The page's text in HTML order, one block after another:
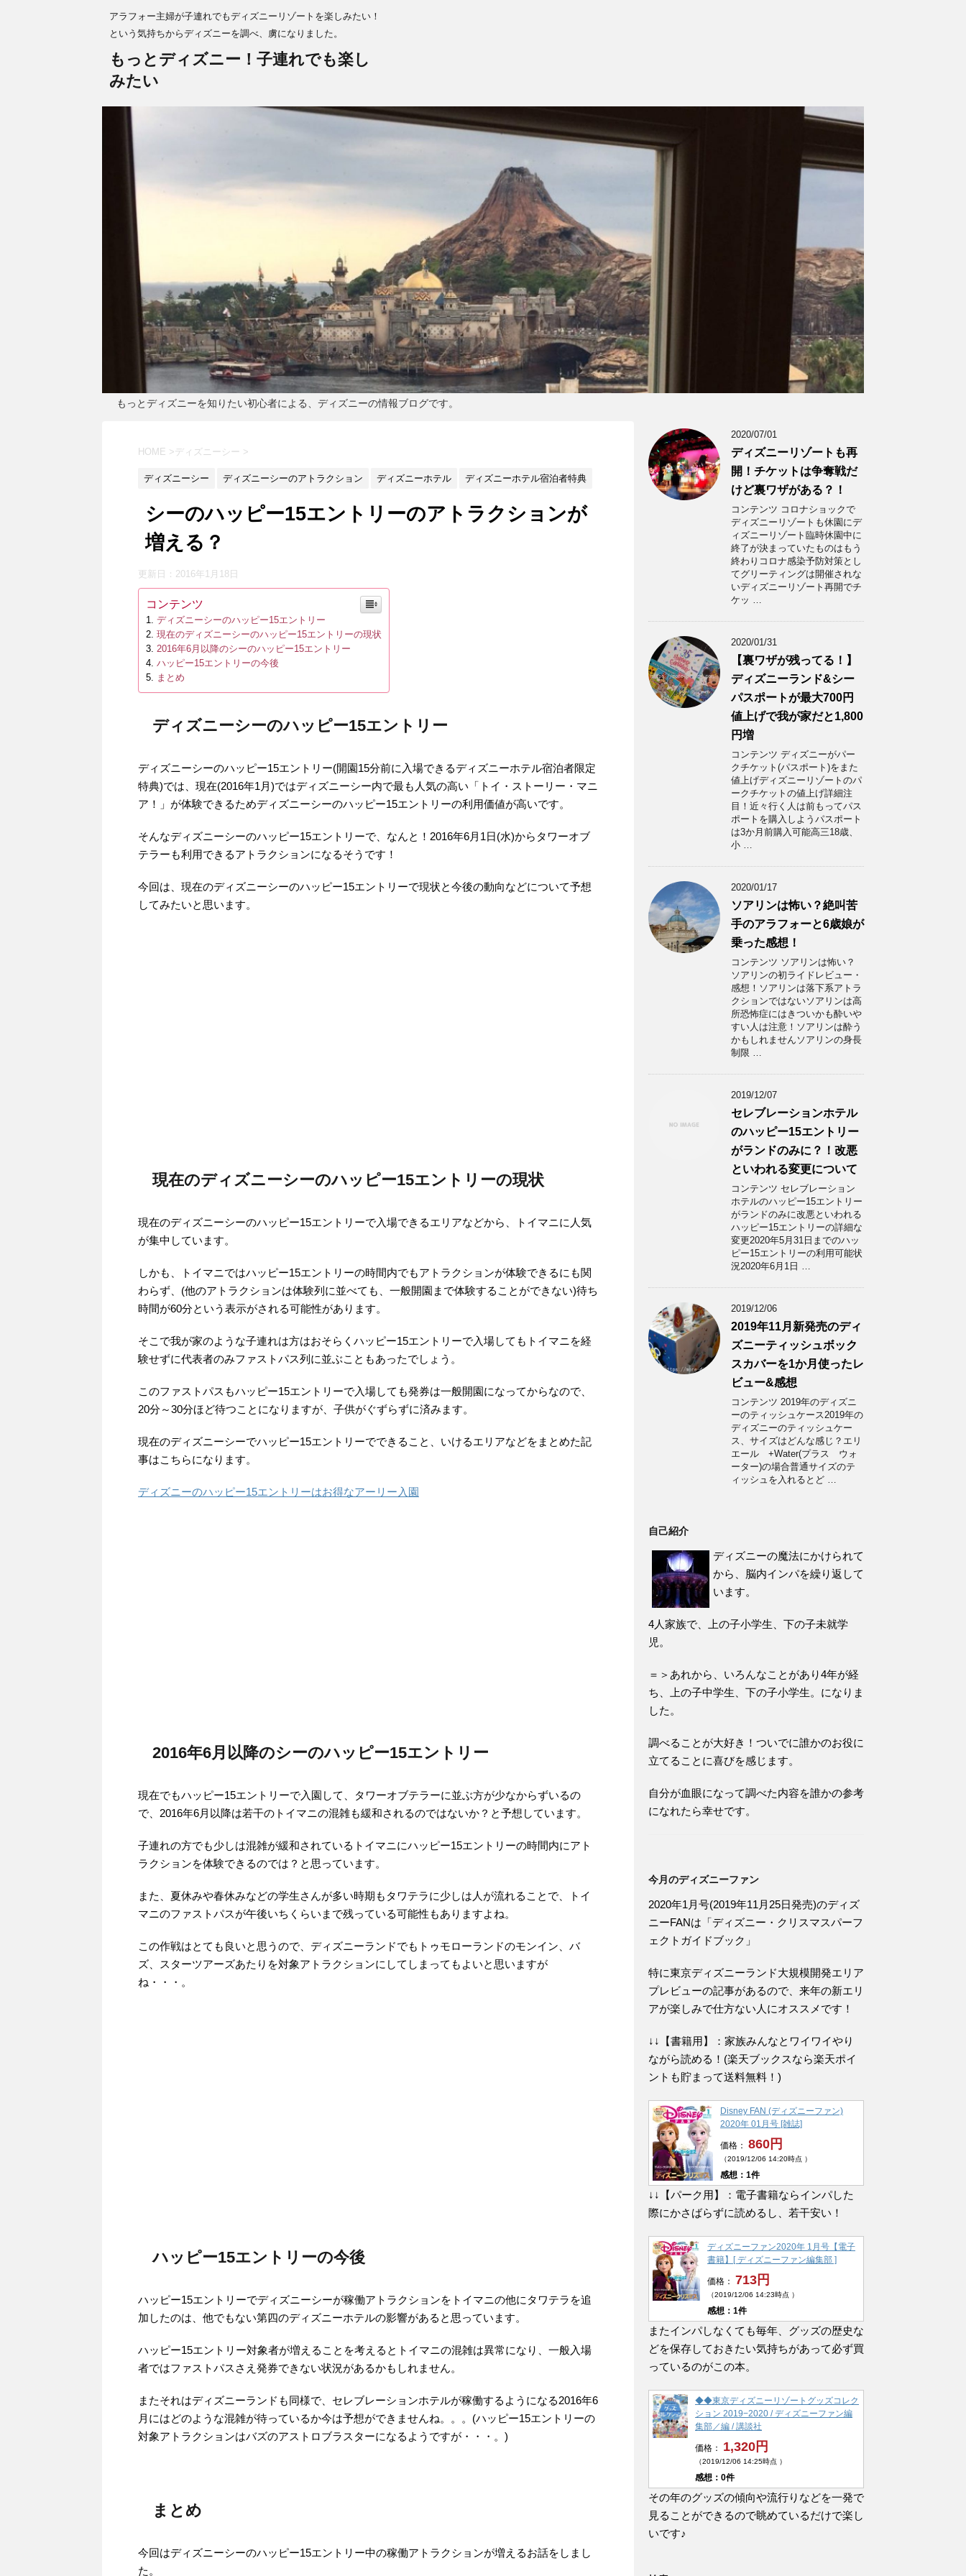
アラフォー主婦が子連れでもディズニーリゾートを楽しみたい！
という気持ちからディズニーを調べ、虜になりました。
もっとディズニー！子連れでも楽し
みたい
もっとディズニーを知りたい初心者による、ディズニーの情報ブログです。
HOME > ディズニーシー >
ディズニーシー ディズニーシーのアトラクション ディズニーホテル ディズニーホテル宿泊者特典
シーのハッピー15エントリーのアトラクションが
増える？
更新日： 2016年1月18日
コンテンツ
ディズニーシーのハッピー15エントリー
現在のディズニーシーのハッピー15エントリーの現状
2016年6月以降のシーのハッピー15エントリー
ハッピー15エントリーの今後
まとめ
ディズニーシーのハッピー15エントリー
ディズニーシーのハッピー15エントリー(開園15分前に入場できるディズニーホテル宿泊者限定
特典)では、現在(2016年1月)ではディズニーシー内で最も人気の高い「トイ・ストーリー・マニ
ア！」が体験できるためディズニーシーのハッピー15エントリーの利用価値が高いです。
そんなディズニーシーのハッピー15エントリーで、なんと！2016年6月1日(水)からタワーオブ
テラーも利用できるアトラクションになるそうです！
今回は、現在のディズニーシーのハッピー15エントリーで現状と今後の動向などについて予想
してみたいと思います。
現在のディズニーシーのハッピー15エントリーの現状
現在のディズニーシーのハッピー15エントリーで入場できるエリアなどから、トイマニに人気
が集中しています。
しかも、トイマニではハッピー15エントリーの時間内でもアトラクションが体験できるにも関
わらず、(他のアトラクションは体験列に並べても、一般開園まで体験することができない)待ち
時間が60分という表示がされる可能性があります。
そこで我が家のような子連れは方はおそらくハッピー15エントリーで入場してもトイマニを経
験せずに代表者のみファストパス列に並ぶこともあったでしょう。
このファストパスもハッピー15エントリーで入場しても発券は一般開園になってからなので、
20分～30分ほど待つことになりますが、子供がぐずらずに済みます。
現在のディズニーシーでハッピー15エントリーでできること、いけるエリアなどをまとめた記
事はこちらになります。
ディズニーのハッピー15エントリーはお得なアーリー入園
2016年6月以降のシーのハッピー15エントリー
現在でもハッピー15エントリーで入園して、タワーオブテラーに並ぶ方が少なからずいるの
で、2016年6月以降は若干のトイマニの混雑も緩和されるのではないか？と予想しています。
子連れの方でも少しは混雑が緩和されているトイマニにハッピー15エントリーの時間内にアト
ラクションを体験できるのでは？と思っています。
また、夏休みや春休みなどの学生さんが多い時期もタワテラに少しは人が流れることで、トイ
マニのファストパスが午後いちくらいまで残っている可能性もありますよね。
この作戦はとても良いと思うので、ディズニーランドでもトゥモローランドのモンイン、バ
ズ、スターツアーズあたりを対象アトラクションにしてしまってもよいと思いますが
ね・・・。
ハッピー15エントリーの今後
ハッピー15エントリーでディズニーシーが稼働アトラクションをトイマニの他にタワテラを追
加したのは、他でもない第四のディズニーホテルの影響があると思っています。
ハッピー15エントリー対象者が増えることを考えるとトイマニの混雑は異常になり、一般入場
者ではファストパスさえ発券できない状況があるかもしれません。
またそれはディズニーランドも同様で、セレブレーションホテルが稼働するようになる2016年6
月にはどのような混雑が待っているか今は予想ができませんね。。。(ハッピー15エントリーの
対象アトラクションはバズのアストロブラスターになるようですが・・・。)
まとめ
今回はディズニーシーのハッピー15エントリー中の稼働アトラクションが増えるお話をしまし
た。
2020/07/01
ディズニーリゾートも再
開！チケットは争奪戦だ
けど裏ワザがある？！
コンテンツ コロナショックで
ディズニーリゾートも休園にデ
ィズニーリゾート臨時休園中に
終了が決まっていたものはもう
終わりコロナ感染予防対策とし
てグリーティングは開催されな
いディズニーリゾート再開でチ
ケッ …
2020/01/31
【裏ワザが残ってる！】
ディズニーランド&シー
パスポートが最大700円
値上げで我が家だと1,800
円増
コンテンツ ディズニーがパー
クチケット(パスポート)をまた
値上げディズニーリゾートのパ
ークチケットの値上げ詳細注
目！近々行く人は前もってパス
ポートを購入しようパスポート
は3か月前購入可能高三18歳、
小 …
2020/01/17
ソアリンは怖い？絶叫苦
手のアラフォーと6歳娘が
乗った感想！
コンテンツ ソアリンは怖い？
ソアリンの初ライドレビュー・
感想！ソアリンは落下系アトラ
クションではないソアリンは高
所恐怖症にはきついかも酔いや
すい人は注意！ソアリンは酔う
かもしれませんソアリンの身長
制限 …
2019/12/07
セレブレーションホテル
のハッピー15エントリー
がランドのみに？！改悪
といわれる変更について
コンテンツ セレブレーション
ホテルのハッピー15エントリー
がランドのみに改悪といわれる
ハッピー15エントリーの詳細な
変更2020年5月31日までのハッ
ピー15エントリーの利用可能状
況2020年6月1日 …
2019/12/06
2019年11月新発売のディ
ズニーティッシュボック
スカバーを1か月使ったレ
ビュー&感想
コンテンツ 2019年のディズニ
ーのティッシュケース2019年の
ディズニーのティッシュケー
ス、サイズはどんな感じ？エリ
エール +Water(プラス ウォ
ーター)の場合普通サイズのテ
ィッシュを入れるとど …
自己紹介
ディズニーの魔法にかけられて
から、脳内インパを繰り返して
います。
4人家族で、上の子小学生、下の子未就学
児。
＝＞あれから、いろんなことがあり4年が経
ち、上の子中学生、下の子小学生。になりま
した。
調べることが大好き！ついでに誰かのお役に
立てることに喜びを感じます。
自分が血眼になって調べた内容を誰かの参考
になれたら幸せです。
今月のディズニーファン
2020年1月号(2019年11月25日発売)のディズ
ニーFANは「ディズニー・クリスマスパーフ
ェクトガイドブック」
特に東京ディズニーランド大規模開発エリア
プレビューの記事があるので、来年の新エリ
アが楽しみで仕方ない人にオススメです！
↓↓【書籍用】：家族みんなとワイワイやり
ながら読める！(楽天ブックスなら楽天ポイ
ントも貯まって送料無料！)
Disney FAN (ディズニーファン)
2020年 01月号 [雑誌]
価格： 860円
（2019/12/06 14:20時点 ）
感想：1件
↓↓【パーク用】：電子書籍ならインパした
際にかさばらずに読めるし、若干安い！
ディズニーファン2020年 1月号【電子
書籍】[ ディズニーファン編集部 ]
価格： 713円
（2019/12/06 14:23時点 ）
感想：1件
またインパしなくても毎年、グッズの歴史な
どを保存しておきたい気持ちがあって必ず買
っているのがこの本。
◆◆東京ディズニーリゾートグッズコレク
ション 2019−2020 / ディズニーファン編
集部／編 / 講談社
価格： 1,320円
（2019/12/06 14:25時点 ）
感想：0件
その年のグッズの傾向や流行りなどを一発で
見ることができるので眺めているだけで楽し
いです♪